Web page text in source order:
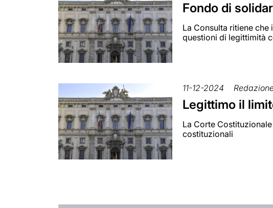
Fondo di
La Consulta ritiene
questioni di legittimità
11-12-2024
Legittimo il
La Corte
costituzionali